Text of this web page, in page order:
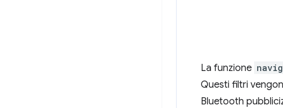
La funzione
Questi filtri
Bluetooth